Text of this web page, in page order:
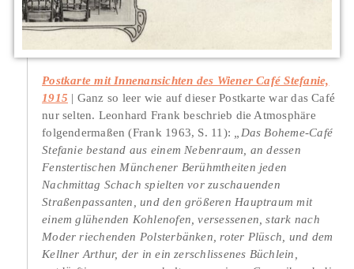
Postkarte mit Innenansichten des Wiener Café Stefanie,
1915
Ganz so leer wie auf dieser Postkarte war das Café
nur selten. Leonhard Frank beschrieb die Atmosphäre
folgendermaßen (Frank 1963, S. 11):
„Das Boheme-Café
Stefanie bestand aus einem Nebenraum, an dessen
Fenstertischen Münchener Berühmtheiten jeden
Nachmittag Schach spielten vor zuschauenden
Straßenpassanten, und den größeren Hauptraum mit
einem glühenden Kohlenofen, versessenen, stark nach
Moder riechenden Polsterbänken, roter Plüsch, und dem
Kellner Arthur, der in ein zerschlissenes Büchlein,